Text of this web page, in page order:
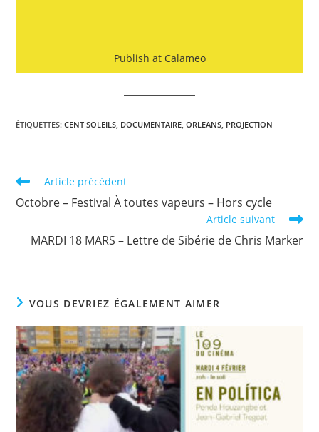
Publish at Calameo
ÉTIQUETTES:CENT SOLEILS, DOCUMENTAIRE, ORLEANS, PROJECTION
Read
articles
Article précédent
Octobre – Festival À toutes vapeurs – Hors cycle
Article suivant
MARDI 18 MARS – Lettre de Sibérie de Chris Marker
VOUS DEVRIEZ ÉGALEMENT AIMER